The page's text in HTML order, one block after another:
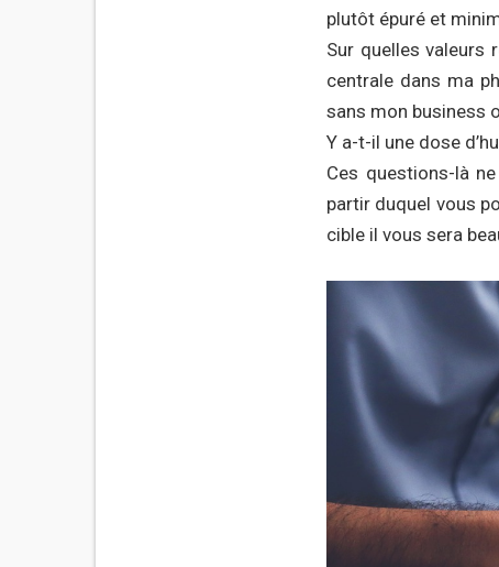
plutôt épuré et
Sur quelles valeurs
centrale dans ma
sans mon business
Y a-t-il une dose
Ces questions-là
partir duquel vous
cible il vous sera